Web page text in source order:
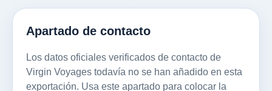
Apartado de contacto
Los datos oficiales verificados de contacto de
Virgin Voyages todavía no se han añadido en esta
exportación. Usa este apartado para colocar la